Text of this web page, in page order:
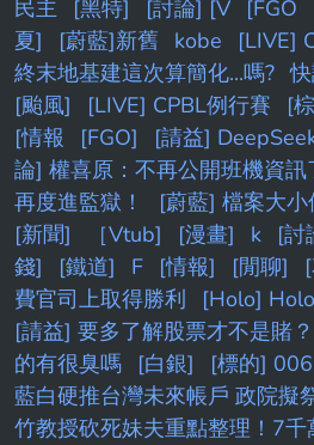
民主
[黑特] [討論] [V [FGO
夏]
[蔚藍]新舊 kobe [LIVE]
終末地基建這次算簡化...嗎?
[颱風]
[LIVE] CPBL例行賽 [
[情報
[FGO] [請益]
論] 權喜原：不再公開班機資訊
再度進監獄！
[蔚藍] 檔案大小
[新聞]
［Vtub] [漫畫] k [討
錢]
[鐵道] F [情報] [閒聊]
費官司上取得勝利
[Holo]
[請益] 要多了解股票才不是賭？
的有很臭嗎
[白銀] [標的]
藍白硬推台灣未來帳戶 政院擬
竹教授砍死妹夫重點整理！7